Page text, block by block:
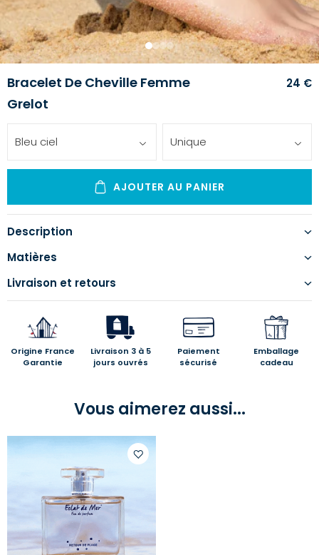
1 234
Bracelet De Cheville Femme
Grelot
24 €
Bleu ciel Unique
AJOUTER AU PANIER
Description
Matières
Livraison et retours
Origine France
Garantie
Livraison 3 à 5
jours ouvrés
Paiement
sécurisé
Emballage
cadeau
Vous aimerez aussi...
d'envies